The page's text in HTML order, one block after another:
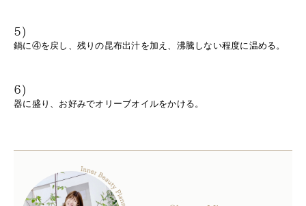
5)
鍋に④を戻し、残りの昆布出汁を加え、沸騰しない程度に温める。
6)
器に盛り、お好みでオリーブオイルをかける。